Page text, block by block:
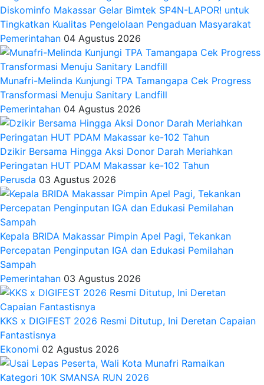
Diskominfo Makassar Gelar Bimtek SP4N-LAPOR! untuk
Tingkatkan Kualitas Pengelolaan Pengaduan Masyarakat
Pemerintahan 04 Agustus 2026
Munafri-Melinda Kunjungi TPA Tamangapa Cek Progress
Transformasi Menuju Sanitary Landfill
Pemerintahan 04 Agustus 2026
Dzikir Bersama Hingga Aksi Donor Darah Meriahkan
Peringatan HUT PDAM Makassar ke-102 Tahun
Perusda 03 Agustus 2026
Kepala BRIDA Makassar Pimpin Apel Pagi, Tekankan
Percepatan Penginputan IGA dan Edukasi Pemilahan
Sampah
Pemerintahan 03 Agustus 2026
KKS x DIGIFEST 2026 Resmi Ditutup, Ini Deretan Capaian
Fantastisnya
Ekonomi 02 Agustus 2026